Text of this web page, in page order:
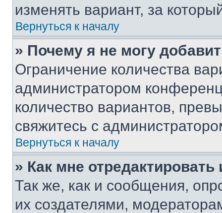
изменять вариант, за
Вернуться к началу
» Почему я не могу
Ограничение количества
администратором
количество вариантов,
свяжитесь с
Вернуться к началу
» Как мне
Так же, как и сообщения,
их создателями,